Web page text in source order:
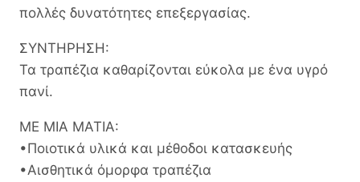
πολλές δυνατότητες επεξεργασίας.
ΣΥΝΤΗΡΗΣΗ:
Τα τραπέζια καθαρίζονται εύκολα με ένα υγρό
πανί.
ΜΕ ΜΙΑ ΜΑΤΙΑ:
•Ποιοτικά υλικά και μέθοδοι κατασκευής
•Αισθητικά όμορφα τραπέζια